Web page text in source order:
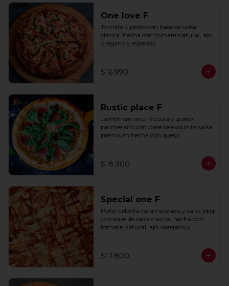
One love F
Tomate y pesto con base de salsa
clasica  hecha con tomate natural, ajo,
oregano y especias.
$16.990
Rustic place F
Jamón serrano, Rucula y queso
parmesano con base de exquisita salsa
premium hecha con queso
$18.900
Special one F
Pollo, cebolla caramelizada y salsa bbq
con base de salsa clasica  hecha con
tomate natural, ajo, oregano y
$17.800